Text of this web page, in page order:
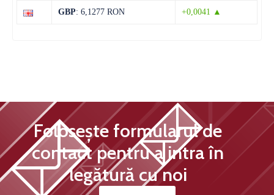
GBP: 6,1277 RON +0,0041 ▲
Folosește formularul de
contact pentru a intra în
legătură cu noi